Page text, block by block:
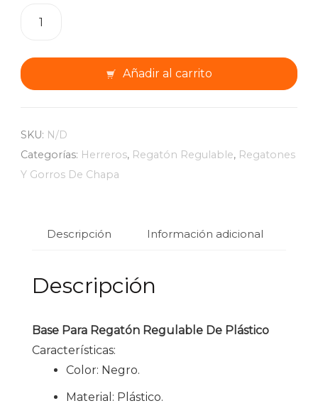
Para
Regulable
De
Añadir al carrito
SKU: N/D
Categorías: Herreros, Regatón Regulable, Regatones
Y Gorros De Chapa
Descripción Información adicional
Descripción
Base Para Regatón Regulable De Plástico
Características:
Color: Negro.
Material: Plástico.